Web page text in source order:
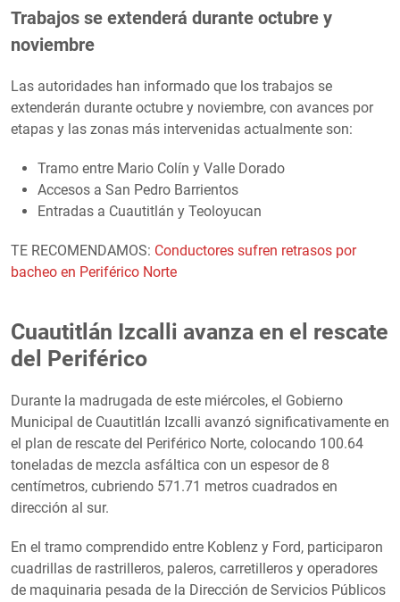
Trabajos se extenderá durante octubre y
noviembre
Las autoridades han informado que los trabajos se
extenderán durante octubre y noviembre, con avances por
etapas y las zonas más intervenidas actualmente son:
Tramo entre Mario Colín y Valle Dorado
Accesos a San Pedro Barrientos
Entradas a Cuautitlán y Teoloyucan
TE RECOMENDAMOS: Conductores sufren retrasos por
bacheo en Periférico Norte
Cuautitlán Izcalli avanza en el rescate
del Periférico
Durante la madrugada de este miércoles, el Gobierno
Municipal de Cuautitlán Izcalli avanzó significativamente en
el plan de rescate del Periférico Norte, colocando 100.64
toneladas de mezcla asfáltica con un espesor de 8
centímetros, cubriendo 571.71 metros cuadrados en
dirección al sur.
En el tramo comprendido entre Koblenz y Ford, participaron
cuadrillas de rastrilleros, paleros, carretilleros y operadores
de maquinaria pesada de la Dirección de Servicios Públicos